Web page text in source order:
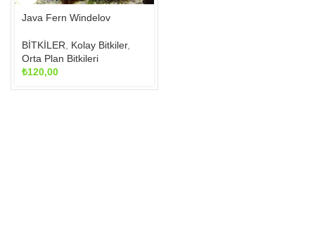
ürün
sayfasından
Java Fern Windelov
BİTKİLER, Kolay Bitkiler,
Orta Plan Bitkileri
₺120,00